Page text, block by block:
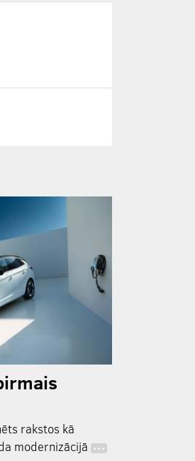
rakstos kā
modernizācijā…